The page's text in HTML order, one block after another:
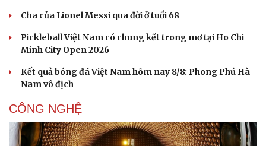
Cha của Lionel Messi qua đời ở tuổi 68
Pickleball Việt Nam có chung kết trong mơ tại Ho Chi
Minh City Open 2026
Kết quả bóng đá Việt Nam hôm nay 8/8: Phong Phú Hà
Nam vô địch
CÔNG NGHỆ